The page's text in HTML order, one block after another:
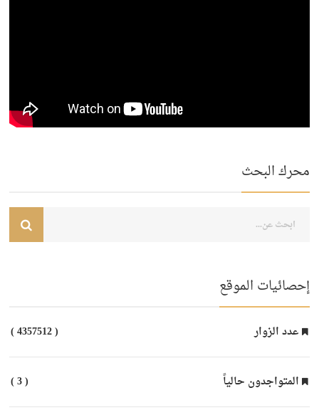
محرك البحث
إحصائيات الموقع
عدد الزوار ( 4357512 )
المتواجدون حالياً ( 3 )